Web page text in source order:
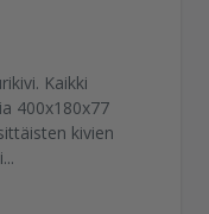
Kaikki
400x180x77
kivien